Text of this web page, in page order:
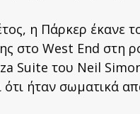
η Πάρκερ έκανε
στο West End στη
Suite του Neil
ήταν σωματικά